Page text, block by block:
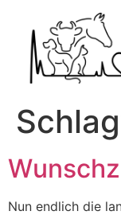
Nun endlich die